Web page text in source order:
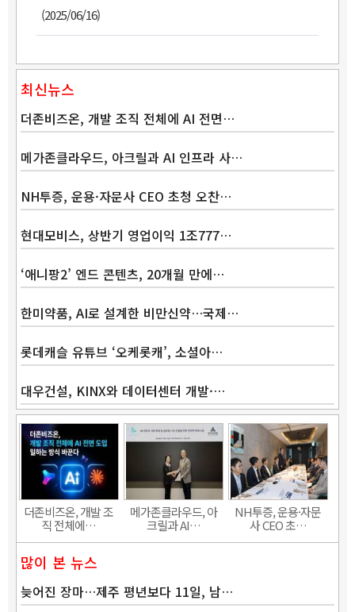
(2025/06/16)
최신뉴스
더존비즈온, 개발 조직 전체에 AI 전면…
메가존클라우드, 아크릴과 AI 인프라 사…
NH투증, 운용·자문사 CEO 초청 오찬…
현대모비스, 상반기 영업이익 1조777…
‘애니팡2’ 엔드 콘텐츠, 20개월 만에…
한미약품, AI로 설계한 비만신약…국제…
롯데캐슬 유튜브 ‘오케롯캐’, 소셜아…
대우건설, KINX와 데이터센터 개발·…
더존비즈온, 개발 조
직 전체에…
메가존클라우드, 아
크릴과 AI…
NH투증, 운용·자문
사 CEO 초…
많이 본 뉴스
늦어진 장마…제주 평년보다 11일, 남…